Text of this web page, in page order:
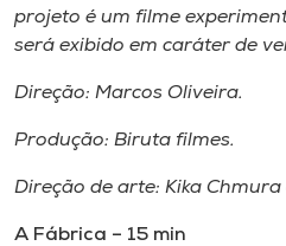
projeto é um filme
será exibido em caráter de
Direção: Marcos Oliveira.
Produção: Biruta filmes.
Direção de arte: Kika Chmura
A Fábrica – 15 min